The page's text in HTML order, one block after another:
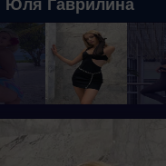
Юля Гаврилина